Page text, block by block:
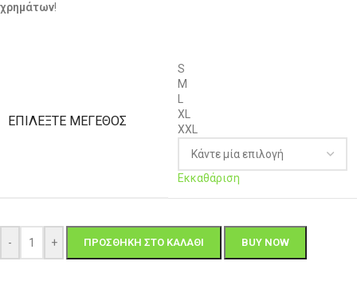
χρημάτων!
ΕΠΙΛΈΞΤΕ ΜΈΓΕΘΟΣ
S
M
L
XL
XXL
Εκκαθάριση
- + ΠΡΟΣΘΉΚΗ ΣΤΟ ΚΑΛΆΘΙ BUY NOW